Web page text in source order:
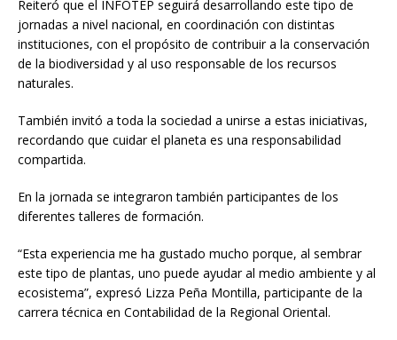
Reiteró que el INFOTEP seguirá desarrollando este tipo de
jornadas a nivel nacional, en coordinación con distintas
instituciones, con el propósito de contribuir a la conservación
de la biodiversidad y al uso responsable de los recursos
naturales.
También invitó a toda la sociedad a unirse a estas iniciativas,
recordando que cuidar el planeta es una responsabilidad
compartida.
En la jornada se integraron también participantes de los
diferentes talleres de formación.
“Esta experiencia me ha gustado mucho porque, al sembrar
este tipo de plantas, uno puede ayudar al medio ambiente y al
ecosistema”, expresó Lizza Peña Montilla, participante de la
carrera técnica en Contabilidad de la Regional Oriental.